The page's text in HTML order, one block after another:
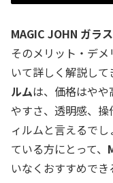
MAGIC JOHN ガラ
そのメリット・デ
いて詳しく解説して
ルムは、価格はや
やすさ、透明感、
ィルムと言えるで
ている方にとって、
いなくおすすめでき